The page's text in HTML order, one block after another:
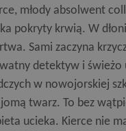
młody absolwent
pokryty krwią. W
Sami zaczyna
detektyw i świeżo
w nowojorskiej
twarz. To bez
ucieka. Kierce nie